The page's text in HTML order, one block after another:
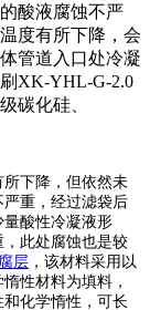
酸液腐蚀不严
度有所下降，会
管道入口处冷凝
XK-YHL-G-2.0
碳化硅、
下降，但依然未
重，经过滤袋后
酸性冷凝液形
此处腐蚀也是较
层 ，该材料采用以
性材料为填料，
化学惰性，可长